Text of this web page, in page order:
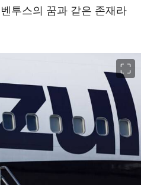
투스의 꿈과 같은 존재라